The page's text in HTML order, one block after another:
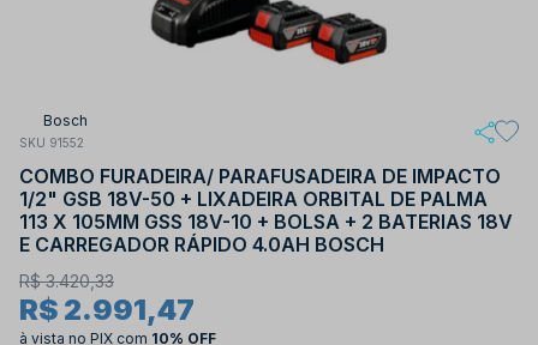
Bosch
SKU 91552
COMBO FURADEIRA/ PARAFUSADEIRA DE IMPACTO
1/2" GSB 18V-50 + LIXADEIRA ORBITAL DE PALMA
113 X 105MM GSS 18V-10 + BOLSA + 2 BATERIAS 18V
E CARREGADOR RÁPIDO 4.0AH BOSCH
R$ 3.420,33
R$ 2.991,47
à vista no PIX com 10% OFF